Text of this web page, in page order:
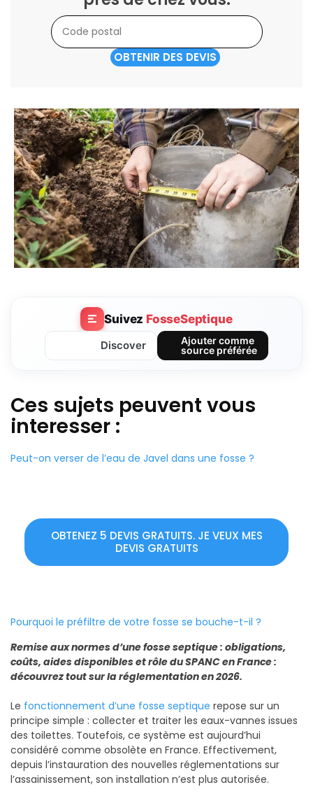
OBTENIR DES DEVIS
Suivez FosseSeptique
Discover
Ajouter comme
source préférée
Ces sujets peuvent vous
interesser :
Peut-on verser de l’eau de Javel dans une fosse ?
OBTENEZ 5 DEVIS GRATUITS. JE VEUX MES
DEVIS GRATUITS
Pourquoi le préfiltre de votre fosse se bouche-t-il ?
Remise aux normes d’une fosse septique : obligations,
coûts, aides disponibles et rôle du SPANC en France :
découvrez tout sur la réglementation en 2026.
Le fonctionnement d’une fosse septique repose sur un
principe simple : collecter et traiter les eaux-vannes issues
des toilettes. Toutefois, ce système est aujourd’hui
considéré comme obsolète en France. Effectivement,
depuis l’instauration des nouvelles réglementations sur
l’assainissement, son installation n’est plus autorisée.